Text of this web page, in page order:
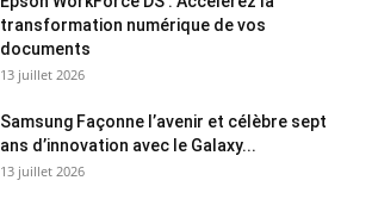
transformation numérique de vos
documents
13 juillet 2026
Samsung Façonne l’avenir et célèbre sept
ans d’innovation avec le Galaxy...
13 juillet 2026